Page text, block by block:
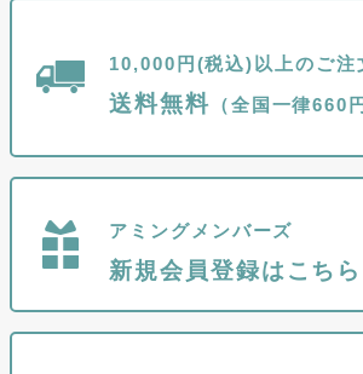
10,000円(税込)以上のご注
送料無料 （全国一律660
アミングメンバーズ
新規会員登録はこちら